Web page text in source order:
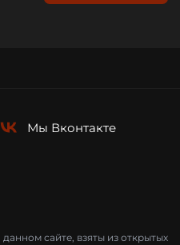
Мы Вконтакте
сайте, взяты из открытых